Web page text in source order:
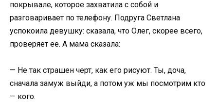
покрывале, которое захватила с собой и
разговаривает по телефону. Подруга Светлана
успокоила девушку: сказала, что Олег, скорее всего,
проверяет ее. А мама сказала:
— Не так страшен черт, как его рисуют. Ты, доча,
сначала замуж выйди, а потом уж мы посмотрим кто
— кого.